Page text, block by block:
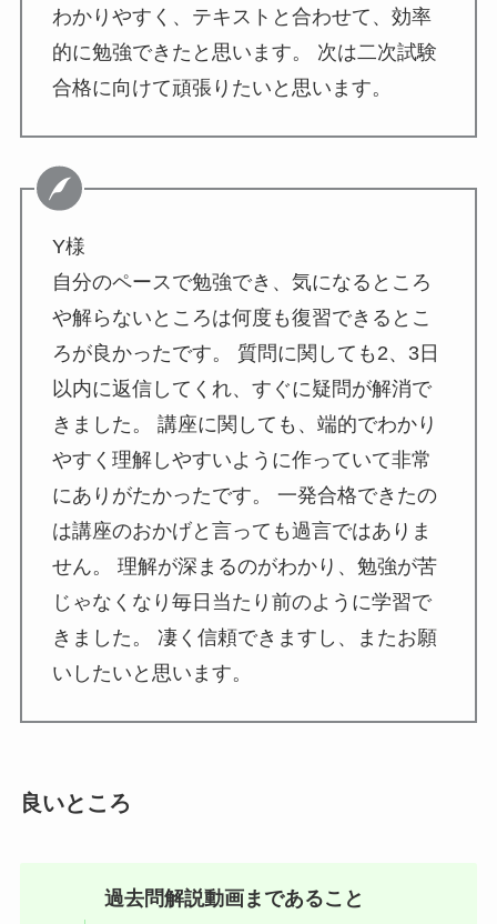
わかりやすく、テキストと合わせて、効率
的に勉強できたと思います。 次は二次試験
合格に向けて頑張りたいと思います。
Y様
自分のペースで勉強でき、気になるところ
や解らないところは何度も復習できるとこ
ろが良かったです。 質問に関しても2、3日
以内に返信してくれ、すぐに疑問が解消で
きました。 講座に関しても、端的でわかり
やすく理解しやすいように作っていて非常
にありがたかったです。 一発合格できたの
は講座のおかげと言っても過言ではありま
せん。 理解が深まるのがわかり、勉強が苦
じゃなくなり毎日当たり前のように学習で
きました。 凄く信頼できますし、またお願
いしたいと思います。
良いところ
過去問解説動画まであること